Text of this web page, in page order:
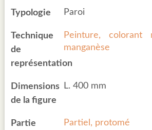
Typologie Paroi
Technique
de
représentation
Peinture, colorant
manganèse
Dimensions
de la figure
L. 400 mm
Partie
Partiel, protomé